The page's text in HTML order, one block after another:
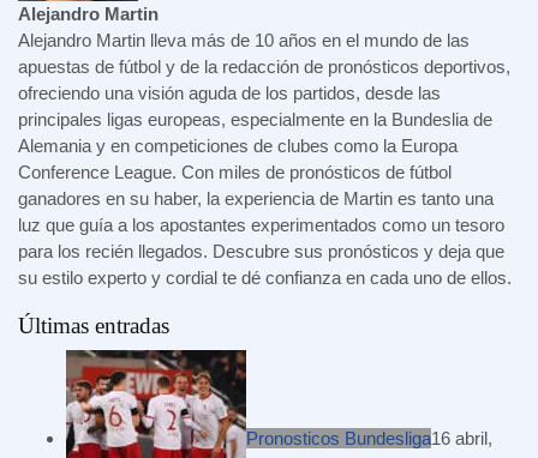
Alejandro Martin
Alejandro Martin lleva más de 10 años en el mundo de las
apuestas de fútbol y de la redacción de pronósticos deportivos,
ofreciendo una visión aguda de los partidos, desde las
principales ligas europeas, especialmente en la Bundeslia de
Alemania y en competiciones de clubes como la Europa
Conference League. Con miles de pronósticos de fútbol
ganadores en su haber, la experiencia de Martin es tanto una
luz que guía a los apostantes experimentados como un tesoro
para los recién llegados. Descubre sus pronósticos y deja que
su estilo experto y cordial te dé confianza en cada uno de ellos.
Últimas entradas
Pronosticos Bundesliga16 abril,